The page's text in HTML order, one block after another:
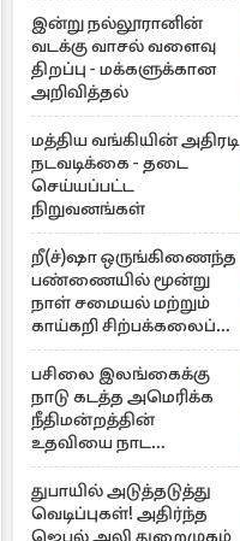
இன்று நல்லூரானின்
வடக்கு வாசல் வளைவு
திறப்பு - மக்களுக்கான
அறிவித்தல்
மத்திய வங்கியின் அதிரடி
நடவடிக்கை - தடை
செய்யப்பட்ட
நிறுவனங்கள்
றீ(ச்)ஷா ஒருங்கிணைந்த
பண்ணையில் மூன்று
நாள் சமையல் மற்றும்
காய்கறி சிற்பக்கலைப்
பயிற்சி
பசிலை இலங்கைக்கு
நாடு கடத்த அமெரிக்க
நீதிமன்றத்தின்
உதவியை நாட
அரசாங்கம் முடிவு
துபாயில் அடுத்தடுத்து
வெடிப்புகள்! அதிர்ந்த
ஜெபல் அலி துறைமுகம்